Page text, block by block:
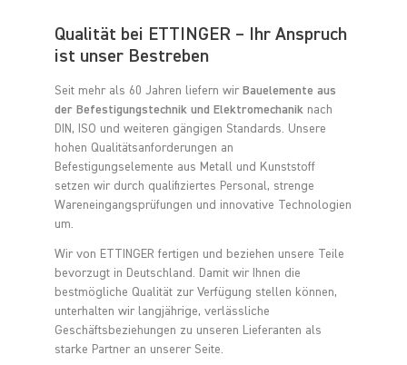
Qualität bei ETTINGER – Ihr Anspruch
ist unser Bestreben
Seit mehr als 60 Jahren liefern wir Bauelemente aus
der Befestigungstechnik und Elektromechanik nach
DIN, ISO und weiteren gängigen Standards. Unsere
hohen Qualitätsanforderungen an
Befestigungselemente aus Metall und Kunststoff
setzen wir durch qualifiziertes Personal, strenge
Wareneingangsprüfungen und innovative Technologien
um.
Wir von ETTINGER fertigen und beziehen unsere Teile
bevorzugt in Deutschland. Damit wir Ihnen die
bestmögliche Qualität zur Verfügung stellen können,
unterhalten wir langjährige, verlässliche
Geschäftsbeziehungen zu unseren Lieferanten als
starke Partner an unserer Seite.